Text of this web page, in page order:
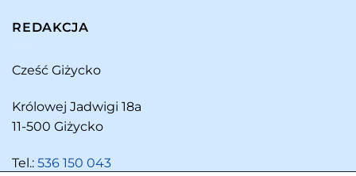
REDAKCJA
Cześć Giżycko
Królowej Jadwigi 18a
11-500 Giżycko
Tel.: 536 150 043